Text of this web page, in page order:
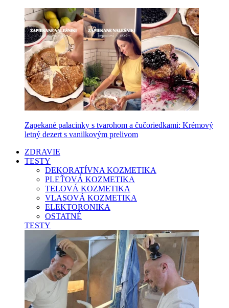
Zapekané palacinky s tvarohom a čučoriedkami: Krémový
letný dezert s vanilkovým prelivom
ZDRAVIE
TESTY
DEKORATÍVNA KOZMETIKA
PLEŤOVÁ KOZMETIKA
TELOVÁ KOZMETIKA
VLASOVÁ KOZMETIKA
ELEKTORONIKA
OSTATNÉ
TESTY